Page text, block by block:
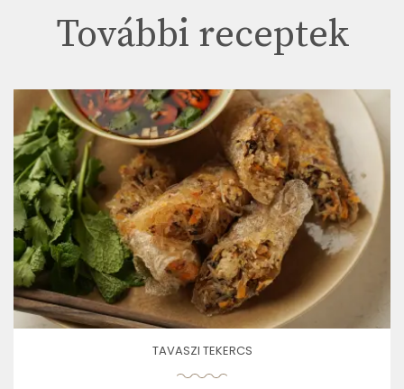
További receptek
TAVASZI TEKERCS